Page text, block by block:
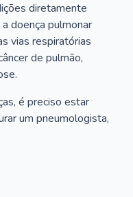
diretamente
doença pulmonar
vias respiratórias
de pulmão,
é preciso estar
um pneumologista,